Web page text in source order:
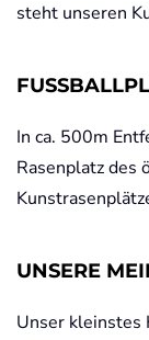
steht unseren
In ca. 500m
Rasenplatz des
UNSERE
Unser kleinstes